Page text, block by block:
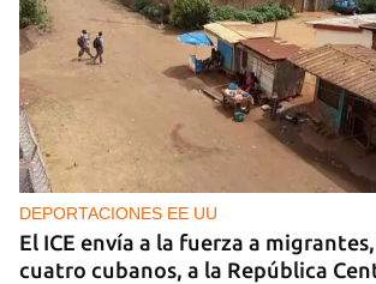
DEPORTACIONES EE UU
El ICE envía a la fuerza a
cuatro cubanos, a la República